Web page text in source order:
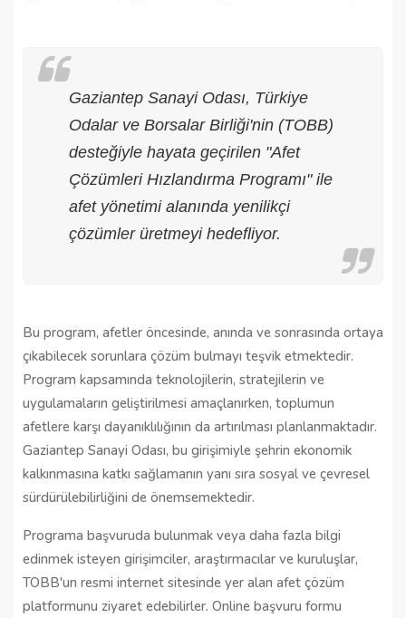
Gaziantep Sanayi Odası, Türkiye
Odalar ve Borsalar Birliği'nin (TOBB)
desteğiyle hayata geçirilen "Afet
Çözümleri Hızlandırma Programı" ile
afet yönetimi alanında yenilikçi
çözümler üretmeyi hedefliyor.
Bu program, afetler öncesinde, anında ve sonrasında ortaya
çıkabilecek sorunlara çözüm bulmayı teşvik etmektedir.
Program kapsamında teknolojilerin, stratejilerin ve
uygulamaların geliştirilmesi amaçlanırken, toplumun
afetlere karşı dayanıklılığının da artırılması planlanmaktadır.
Gaziantep Sanayi Odası, bu girişimiyle şehrin ekonomik
kalkınmasına katkı sağlamanın yanı sıra sosyal ve çevresel
sürdürülebilirliğini de önemsemektedir.
Programa başvuruda bulunmak veya daha fazla bilgi
edinmek isteyen girişimciler, araştırmacılar ve kuruluşlar,
TOBB'un resmi internet sitesinde yer alan afet çözüm
platformunu ziyaret edebilirler. Online başvuru formu